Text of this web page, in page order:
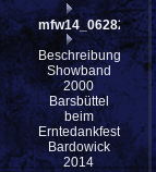
mfw14_062820
Beschreibung:
Showband
2000
Barsbüttel
beim
Erntedankfest
Bardowick
2014